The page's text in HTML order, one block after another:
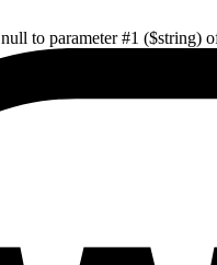
to parameter #1 ($string)